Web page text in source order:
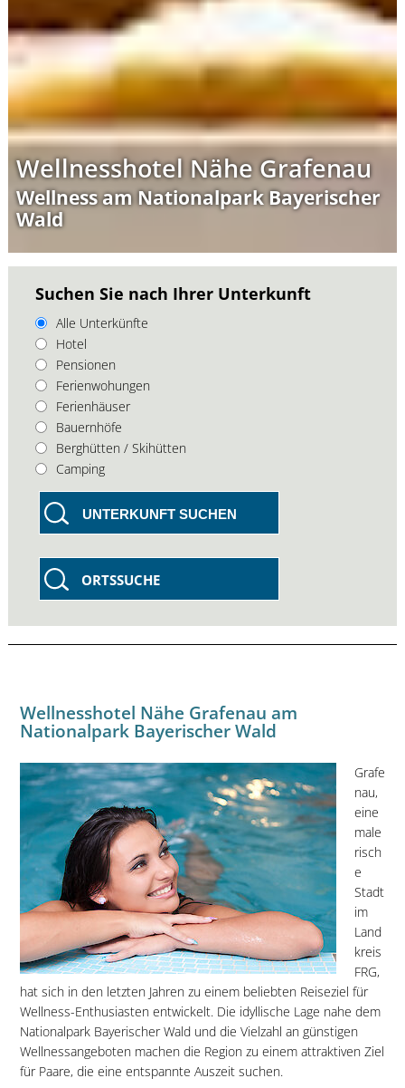
Wellnesshotel Nähe Grafenau
Wellness am Nationalpark Bayerischer
Wald
Suchen Sie nach Ihrer Unterkunft
Alle Unterkünfte
Hotel
Pensionen
Ferienwohungen
Ferienhäuser
Bauernhöfe
Berghütten / Skihütten
Camping
UNTERKUNFT SUCHEN
ORTSSUCHE
Wellnesshotel Nähe Grafenau am
Nationalpark Bayerischer Wald
Grafe
nau,
eine
male
risch
e
Stadt
im
Land
kreis
FRG,
hat sich in den letzten Jahren zu einem beliebten Reiseziel für
Wellness-Enthusiasten entwickelt. Die idyllische Lage nahe dem
Nationalpark Bayerischer Wald und die Vielzahl an günstigen
Wellnessangeboten machen die Region zu einem attraktiven Ziel
für Paare, die eine entspannte Auszeit suchen.